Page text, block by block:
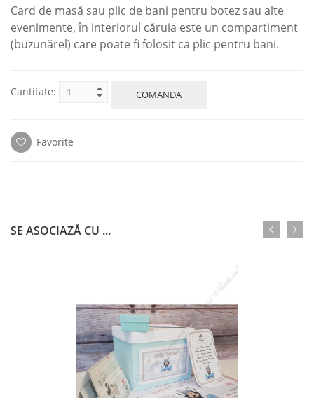
Card de masă sau plic de bani pentru botez sau alte
evenimente, în interiorul căruia este un compartiment
(buzunărel) care poate fi folosit ca plic pentru bani.
Cantitate: COMANDA
Favorite
SE ASOCIAZĂ CU ...